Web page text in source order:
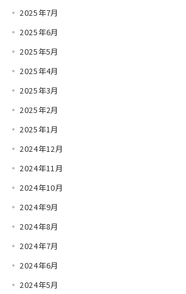
2025年7月
2025年6月
2025年5月
2025年4月
2025年3月
2025年2月
2025年1月
2024年12月
2024年11月
2024年10月
2024年9月
2024年8月
2024年7月
2024年6月
2024年5月